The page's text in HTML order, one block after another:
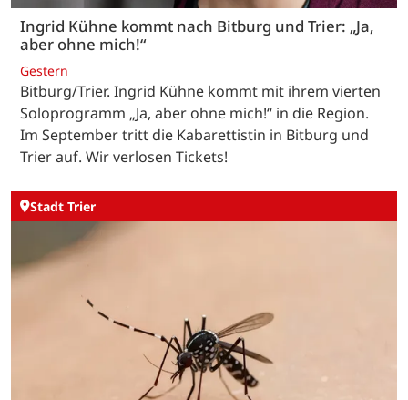
Ingrid Kühne kommt nach Bitburg und Trier: „Ja,
aber ohne mich!“
Gestern
Bitburg/Trier. Ingrid Kühne kommt mit ihrem vierten
Soloprogramm „Ja, aber ohne mich!“ in die Region.
Im September tritt die Kabarettistin in Bitburg und
Trier auf. Wir verlosen Tickets!
Stadt Trier